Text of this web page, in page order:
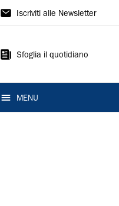
Gazzetta
Reggio
Iscriviti alle Newsletter
Sfoglia il quotidiano
MENU